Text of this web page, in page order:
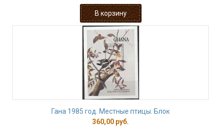
Гана 1985 год. Местные птицы. Блок
360,00 руб.